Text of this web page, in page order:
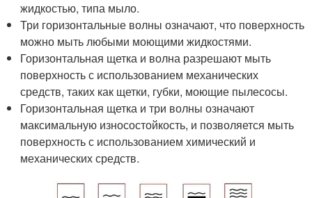
жидкостью, типа мыло.
Три горизонтальные волны означают, что поверхность
можно мыть любыми моющими жидкостями.
Горизонтальная щетка и волна разрешают мыть
поверхность с использованием механических
средств, таких как щетки, губки, моющие пылесосы.
Горизонтальная щетка и три волны означают
максимальную износостойкость, и позволяется мыть
поверхность с использованием химический и
механических средств.